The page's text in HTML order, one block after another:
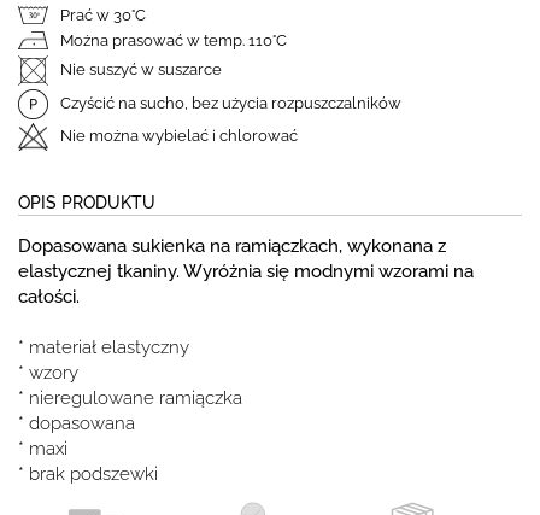
Prać w 30°C
Można prasować w temp. 110°C
Nie suszyć w suszarce
Czyścić na sucho, bez użycia rozpuszczalników
Nie można wybielać i chlorować
OPIS PRODUKTU
Dopasowana sukienka na ramiączkach, wykonana z
elastycznej tkaniny. Wyróżnia się modnymi wzorami na
całości.
* materiał elastyczny
* wzory
* nieregulowane ramiączka
* dopasowana
* maxi
* brak podszewki